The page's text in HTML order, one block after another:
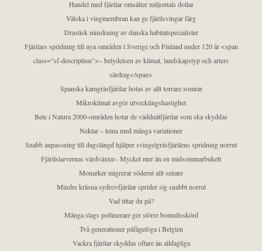
Handel med fjärilar omsätter miljontals dollar
Vätska i vingmembran kan ge fjärilsvingar färg
Drastisk minskning av danska habitatspecialister
Fjärilars spridning till nya områden i Sverige och Finland under 120 år <span
class="sf-description">– betydelsen av klimat, landskapstyp och arters
särdrag</span>
Spanska kamgräsfjärilar hotas av allt torrare somrar
Mikroklimat avgör utvecklingshastighet
Bete i Natura 2000-områden hotar de väddnätfjärilar som ska skyddas
Nektar – tema med många variationer
Snabb anpassning till dagslängd hjälper svingelgräsfjärilens spridning norrut
Fjärilslarvernas värdväxter– Mycket mer än en midsommarbukett
Monarker migrerar söderut allt senare
Mindre kräsna sydrovfjärilar sprider sig snabbt norrut
Vad tittar du på?
Många slags pollinerare ger större bomullsskörd
Två generationer påfågelöga i Belgien
Vackra fjärilar skyddas oftare än alldagliga